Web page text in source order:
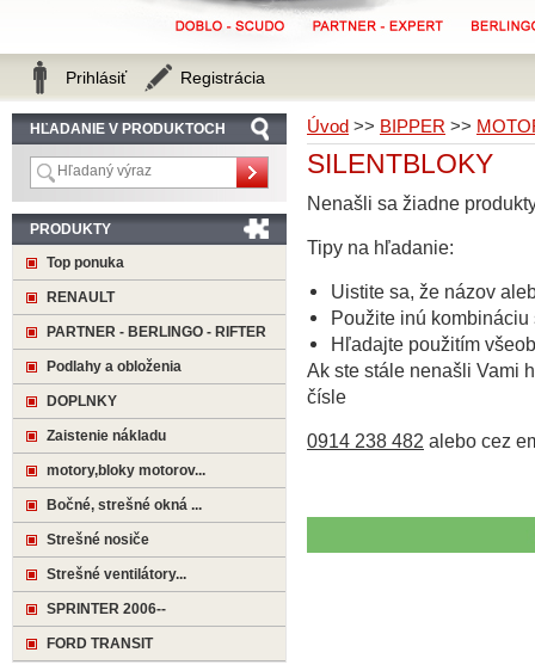
Úvod >> BIPPER >>
SILENTBLOKY
Nenašli sa žiadne
Tipy na hľadanie:
Uistite sa, že názov
Použite inú
Hľadajte použitím
Ak ste stále nenašli Vami
čísle
0914 238 482 alebo cez
HĽADANIE V PRODUKTOCH
PRODUKTY
Top ponuka
RENAULT
PARTNER - BERLINGO - RIFTER
Podlahy a obloženia
DOPLNKY
Zaistenie nákladu
motory,bloky motorov...
Bočné, strešné okná ...
Strešné nosiče
Strešné ventilátory...
SPRINTER 2006--
FORD TRANSIT
Prihlásiť Registrácia